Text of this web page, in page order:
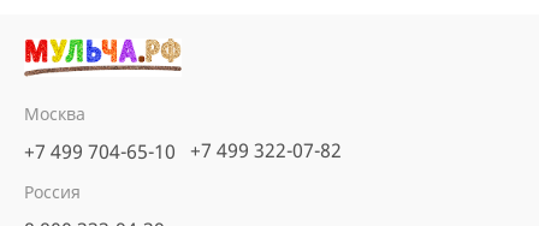
Москва
+7 499 704-65-10 +7 499 322-07-82
Россия